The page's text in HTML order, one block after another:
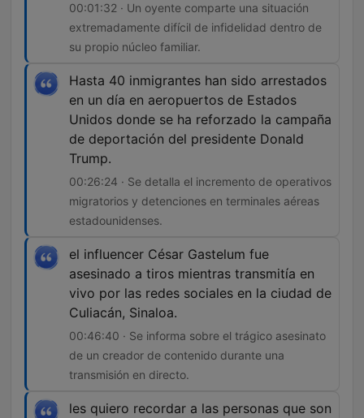
00:01:32 · Un oyente comparte una situación
extremadamente difícil de infidelidad dentro de
su propio núcleo familiar.
Hasta 40 inmigrantes han sido arrestados
en un día en aeropuertos de Estados
Unidos donde se ha reforzado la campaña
de deportación del presidente Donald
Trump.
00:26:24 · Se detalla el incremento de operativos
migratorios y detenciones en terminales aéreas
estadounidenses.
el influencer César Gastelum fue
asesinado a tiros mientras transmitía en
vivo por las redes sociales en la ciudad de
Culiacán, Sinaloa.
00:46:40 · Se informa sobre el trágico asesinato
de un creador de contenido durante una
transmisión en directo.
les quiero recordar a las personas que son